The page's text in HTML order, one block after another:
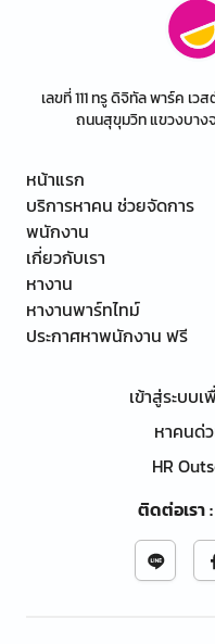
เลขที่ 111 ทรู ดิจิทัล พาร์ค เ
ถนนสุขุมวิท แขวงบาง
หน้าแรก
บริการหาคน ช่วยจัดการ
พนักงาน
เกี่ยวกับเรา
หางาน
หางานพาร์ทไทม์
ประกาศหาพนักงาน ฟรี
เข้าสู่ระบบ
หาคนด่
HR
ติดต่อเรา: